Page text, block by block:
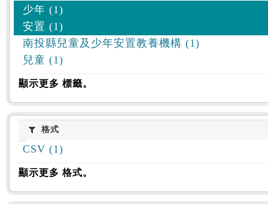
少年 (1)
安置 (1)
南投縣兒童及少年安置教養機構 (1)
兒童 (1)
顯示更多 標籤。
格式格式
CSV (1)
顯示更多 格式。